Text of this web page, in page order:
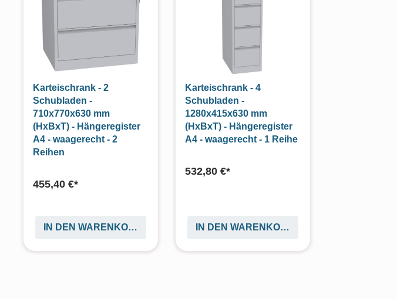
Karteischrank - 2
Schubladen -
710x770x630 mm
(HxBxT) - Hängeregister
A4 - waagerecht - 2
Reihen
455,40 €*
IN DEN WARENKORB
Karteischrank - 4
Schubladen -
1280x415x630 mm
(HxBxT) - Hängeregister
A4 - waagerecht - 1 Reihe
532,80 €*
IN DEN WARENKORB